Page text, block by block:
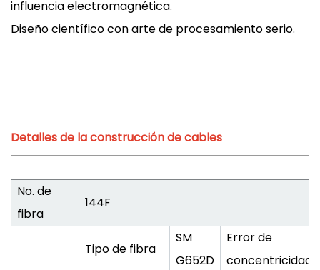
influencia electromagnética.
Diseño científico con arte de procesamiento serio.
Detalles de la construcción de cables
No. de
fibra
144F
Tipo de fibra
SM
G652D
Error de
concentricidad